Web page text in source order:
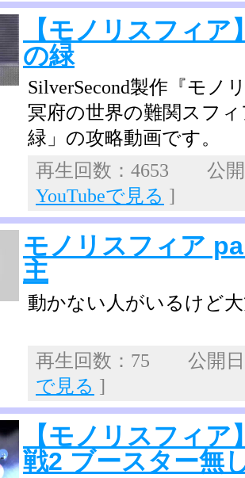
【モノリスフィ
の緑
SilverSecond製作『モノ
冥府の世界の難関スフ
緑」の攻略動画です。
再生回数：4653 公
YouTubeで見る ]
モノリスフィア
主
動かない人がいるけど
再生回数：75 公開
で見る ]
【モノリスフィ
戦2 ブースター無